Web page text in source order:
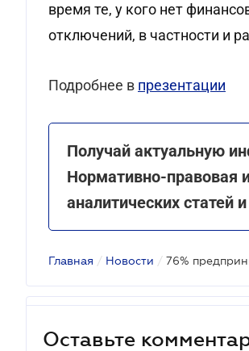
время те, у кого нет
отключений, в частности и
Подробнее в презентации
Получай актуальную
Нормативно-правовая
аналитических статей
Главная / Новости /
Оставьте